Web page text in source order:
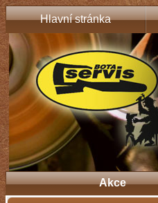
Hlavní stránka
Akce